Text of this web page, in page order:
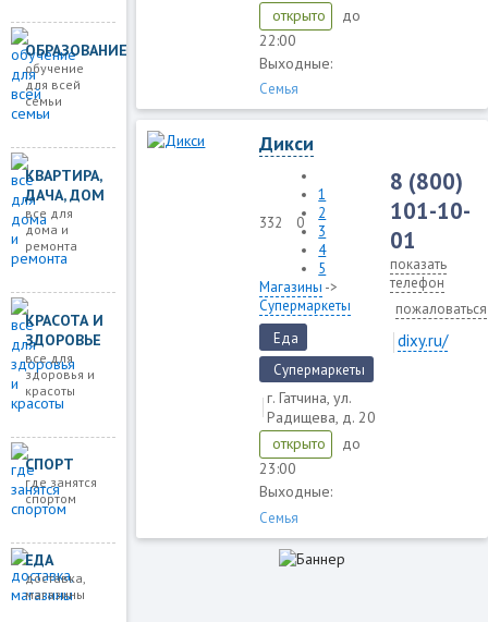
ОБРАЗОВАНИЕ
обучение
для всей
семьи
КВАРТИРА,
ДАЧА, ДОМ
все для
дома и
ремонта
КРАСОТА И
ЗДОРОВЬЕ
все для
здоровья и
красоты
СПОРТ
где занятся
спортом
ЕДА
доставка,
магазины
открыто
до
22:00
Выходные:
Семья
Дикси
332 0
1
2
3
4
5
Магазины ->
Супермаркеты
Еда
Супермаркеты
г. Гатчина, ул.
Радищева, д. 20
открыто
до
23:00
Выходные:
Семья
8 (800)
101-10-
01
показать
телефон
пожаловаться
dixy.ru/